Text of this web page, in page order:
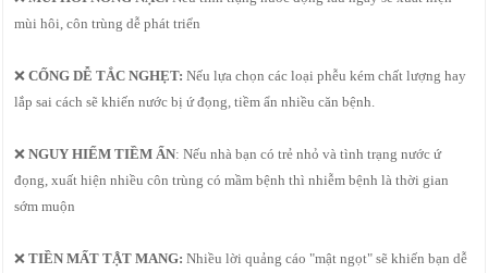
mùi hôi, côn trùng dễ phát triển
❌CỐNG DỄ TẮC NGHẸT:Nếu lựa chọn các loại phễu kém chất lượng hay
lắp sai cách sẽ khiến nước bị ứ đọng, tiềm ẩn nhiều căn bệnh.
❌NGUY HIỂM TIỀM ẨN: Nếu nhà bạn có trẻ nhỏ và tình trạng nước ứ
đọng, xuất hiện nhiều côn trùng có mầm bệnh thì nhiễm bệnh là thời gian
sớm muộn
❌TIỀN MẤT TẬT MANG:Nhiều lời quảng cáo "mật ngọt" sẽ khiến bạn dễ